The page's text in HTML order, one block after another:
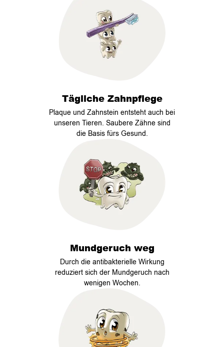
Tägliche Zahnpflege
Plaque und Zahnstein entsteht auch bei
unseren Tieren. Saubere Zähne sind
die Basis fürs Gesund.
Mundgeruch weg
Durch die antibakterielle Wirkung
reduziert sich der Mundgeruch nach
wenigen Wochen.